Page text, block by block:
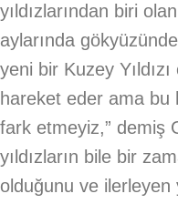
yıldızlarından biri
aylarında
yeni bir Kuzey
hareket eder ama
fark etmeyiz,” demiş
yıldızların bile bir
olduğunu ve ilerleyen